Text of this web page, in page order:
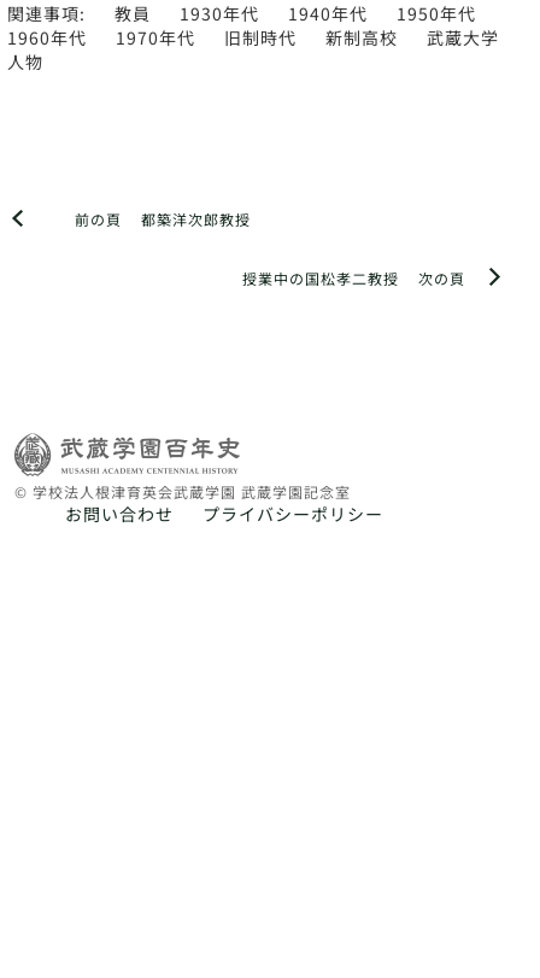
関連事項: 教員 1930年代 1940年代
1950年代
1960年代
1970年代 旧制時代 新制高校
武蔵大学
人物
前の頁 都築洋次郎教授
次の頁
授業中の国松孝二教授
© 学校法人根津育英会武蔵学園 武蔵学園記念室
お問い合わせ プライバシーポリシー